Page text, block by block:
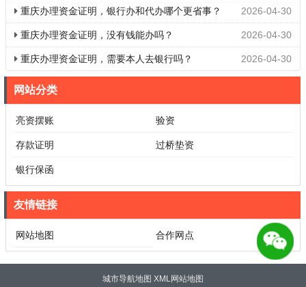
2026-04-30
重庆办理资金证明，银行办和代办哪个更省事？
2026-04-30
重庆办理资金证明，没有钱能办吗？
2026-04-30
重庆办理资金证明，需要本人去银行吗？
网站分类
亮资摆账 验资
存款证明 过桥垫资
银行保函
友情链接
网站地图 合作网点
城市导航地图 XML网站地图